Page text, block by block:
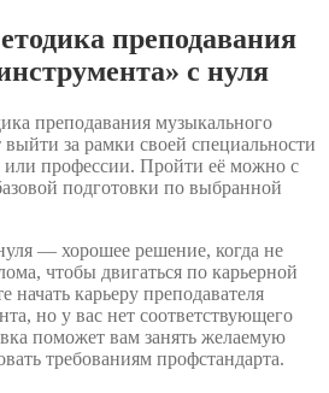
преподавания
с нуля
преподавания музыкального
выйти за рамки своей специальности
или профессии. Пройти её можно с
подготовки по выбранной
— хорошее решение, когда не
чтобы двигаться по карьерной
начать карьеру преподавателя
но у вас нет соответствующего
поможет вам занять желаемую
требованиям профстандарта.